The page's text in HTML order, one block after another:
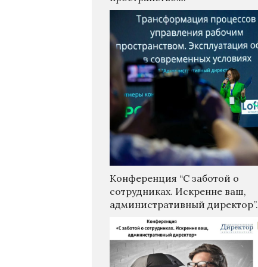
Конференция “С заботой о
сотрудниках. Искренне ваш,
административный директор”.